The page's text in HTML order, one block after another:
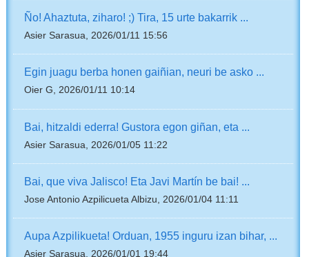
Ño! Ahaztuta, ziharo! ;) Tira, 15 urte bakarrik ...
Asier Sarasua, 2026/01/11 15:56
Egin juagu berba honen gaiñian, neuri be asko ...
Oier G, 2026/01/11 10:14
Bai, hitzaldi ederra! Gustora egon giñan, eta ...
Asier Sarasua, 2026/01/05 11:22
Bai, que viva Jalisco! Eta Javi Martín be bai! ...
Jose Antonio Azpilicueta Albizu, 2026/01/04 11:11
Aupa Azpilikueta! Orduan, 1955 inguru izan bihar, ...
Asier Sarasua, 2026/01/01 19:44